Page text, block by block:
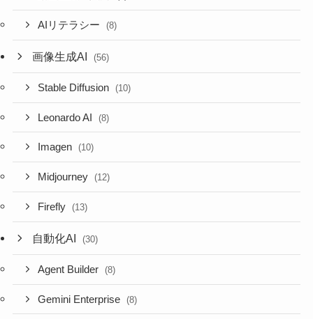
AIリテラシー (8)
画像生成AI (56)
Stable Diffusion (10)
Leonardo AI (8)
Imagen (10)
Midjourney (12)
Firefly (13)
自動化AI (30)
Agent Builder (8)
Gemini Enterprise (8)